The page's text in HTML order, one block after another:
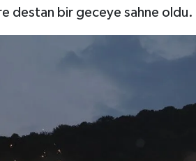
destan bir geceye sahne oldu.